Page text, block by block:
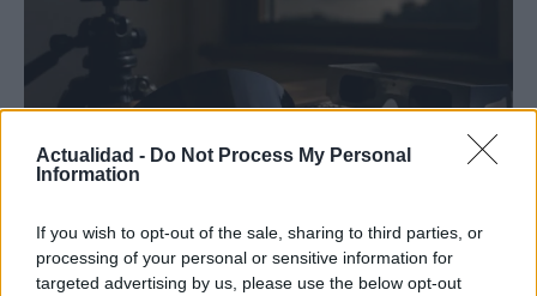
Actualidad - Do Not Process My Personal
Information
If you wish to opt-out of the sale, sharing to third parties, or
processing of your personal or sensitive information for
targeted advertising by us, please use the below opt-out
Protocolos de seguridad ocular y
Un eclipse solar es un espectáculo natural que…